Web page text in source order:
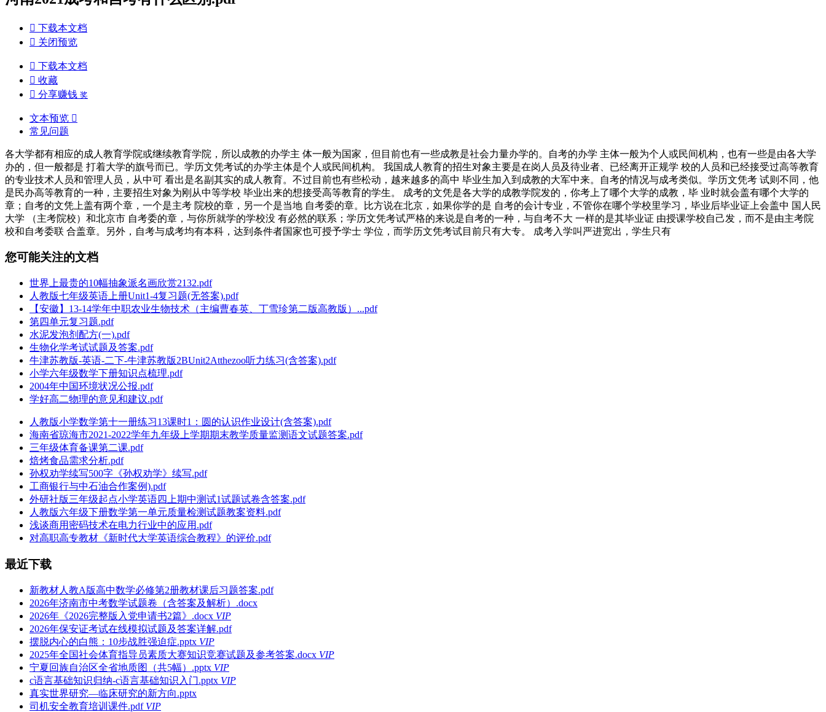
 下载本文档
 关闭预览
 下载本文档
 收藏
 分享赚钱 奖
文本预览 
常见问题
各大学都有相应的成人教育学院或继续教育学院，所以成教的办学主 体一般为国家，但目前也有一些成教是社会力量办学的。自考的办学 主体一般为个人或民间机构，也有一些是由各大学
办的，但一般都是 打着大学的旗号而已。学历文凭考试的办学主体是个人或民间机构。 我国成人教育的招生对象主要是在岗人员及待业者、已经离开正规学 校的人员和已经接受过高等教育
的专业技术人员和管理人员，从中可 看出是名副其实的成人教育。不过目前也有些松动，越来越多的高中 毕业生加入到成教的大军中来。自考的情况与成考类似。学历文凭考 试则不同，他
是民办高等教育的一种，主要招生对象为刚从中等学校 毕业出来的想接受高等教育的学生。 成考的文凭是各大学的成教学院发的，你考上了哪个大学的成教，毕 业时就会盖有哪个大学的
章；自考的文凭上盖有两个章，一个是主考 院校的章，另一个是当地 自考委的章。比方说在北京，如果你学的是 自考的会计专业，不管你在哪个学校里学习，毕业后毕业证上会盖中 国人民
大学 （主考院校）和北京市 自考委的章，与你所就学的学校没 有必然的联系；学历文凭考试严格的来说是自考的一种，与自考不大 一样的是其毕业证 由授课学校自己发，而不是由主考院
校和自考委联 合盖章。另外，自考与成考均有本科，达到条件者国家也可授予学士 学位，而学历文凭考试目前只有大专。 成考入学叫严进宽出，学生只有
您可能关注的文档
世界上最贵的10幅抽象派名画欣赏2132.pdf
人教版七年级英语上册Unit1-4复习题(无答案).pdf
【安徽】13-14学年中职农业生物技术（主编曹春英、丁雪珍第二版高教版）...pdf
第四单元复习题.pdf
水泥发泡剂配方(一).pdf
生物化学考试试题及答案.pdf
牛津苏教版-英语-二下-牛津苏教版2BUnit2Atthezoo听力练习(含答案).pdf
小学六年级数学下册知识点梳理.pdf
2004年中国环境状况公报.pdf
学好高二物理的意见和建议.pdf
人教版小学数学第十一册练习13课时1：圆的认识作业设计(含答案).pdf
海南省琼海市2021-2022学年九年级上学期期末教学质量监测语文试题答案.pdf
三年级体育备课第二课.pdf
焙烤食品需求分析.pdf
孙权劝学续写500字《孙权劝学》续写.pdf
工商银行与中石油合作案例).pdf
外研社版三年级起点小学英语四上期中测试1试题试卷含答案.pdf
人教版六年级下册数学第一单元质量检测试题教案资料.pdf
浅谈商用密码技术在电力行业中的应用.pdf
对高职高专教材《新时代大学英语综合教程》的评价.pdf
最近下载
新教材人教A版高中数学必修第2册教材课后习题答案.pdf
2026年济南市中考数学试题卷（含答案及解析）.docx
2026年《2026完整版入党申请书2篇》.docx VIP
2026年保安证考试在线模拟试题及答案详解.pdf
摆脱内心的白熊：10步战胜强迫症.pptx VIP
2025年全国社会体育指导员素质大赛知识竞赛试题及参考答案.docx VIP
宁夏回族自治区全省地质图（共5幅）.pptx VIP
c语言基础知识归纳-c语言基础知识入门.pptx VIP
真实世界研究—临床研究的新方向.pptx
司机安全教育培训课件.pdf VIP